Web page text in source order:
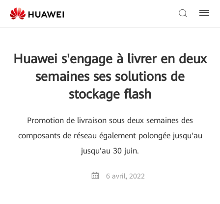
Huawei s'engage à livrer en deux
semaines ses solutions de
stockage flash
Promotion de livraison sous deux semaines des
composants de réseau également polongée jusqu'au
jusqu'au 30 juin.
6 avril, 2022